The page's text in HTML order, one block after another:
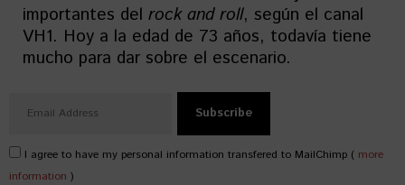
importantes del rock and roll, según el canal
VH1. Hoy a la edad de 73 años, todavía tiene
mucho para dar sobre el escenario.
I agree to have my personal information transfered to MailChimp ( more
information )